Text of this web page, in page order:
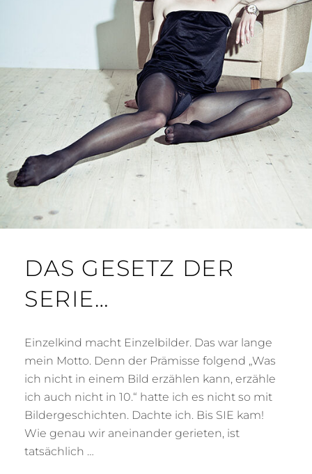
DAS GESETZ DER
SERIE…
Einzelkind macht Einzelbilder. Das war lange
mein Motto. Denn der Prämisse folgend „Was
ich nicht in einem Bild erzählen kann, erzähle
ich auch nicht in 10.“ hatte ich es nicht so mit
Bildergeschichten. Dachte ich. Bis SIE kam!
Wie genau wir aneinander gerieten, ist
tatsächlich …